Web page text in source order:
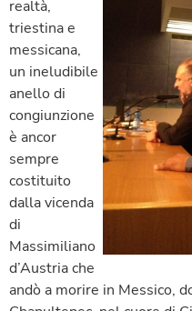
realtà,
triestina e
messicana,
un ineludibile
anello di
congiunzione
è ancor
sempre
costituito
dalla vicenda
di
Massimiliano
d’Austria che
andò a morire in Messico,